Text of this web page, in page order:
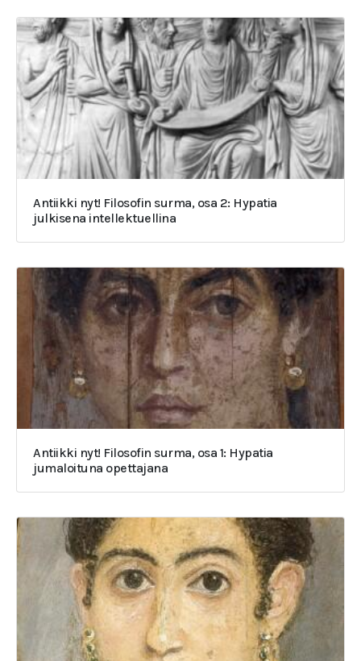
Antiikki nyt! Filosofin surma, osa 2: Hypatia
julkisena intellektuellina
Antiikki nyt! Filosofin surma, osa 1: Hypatia
jumaloituna opettajana